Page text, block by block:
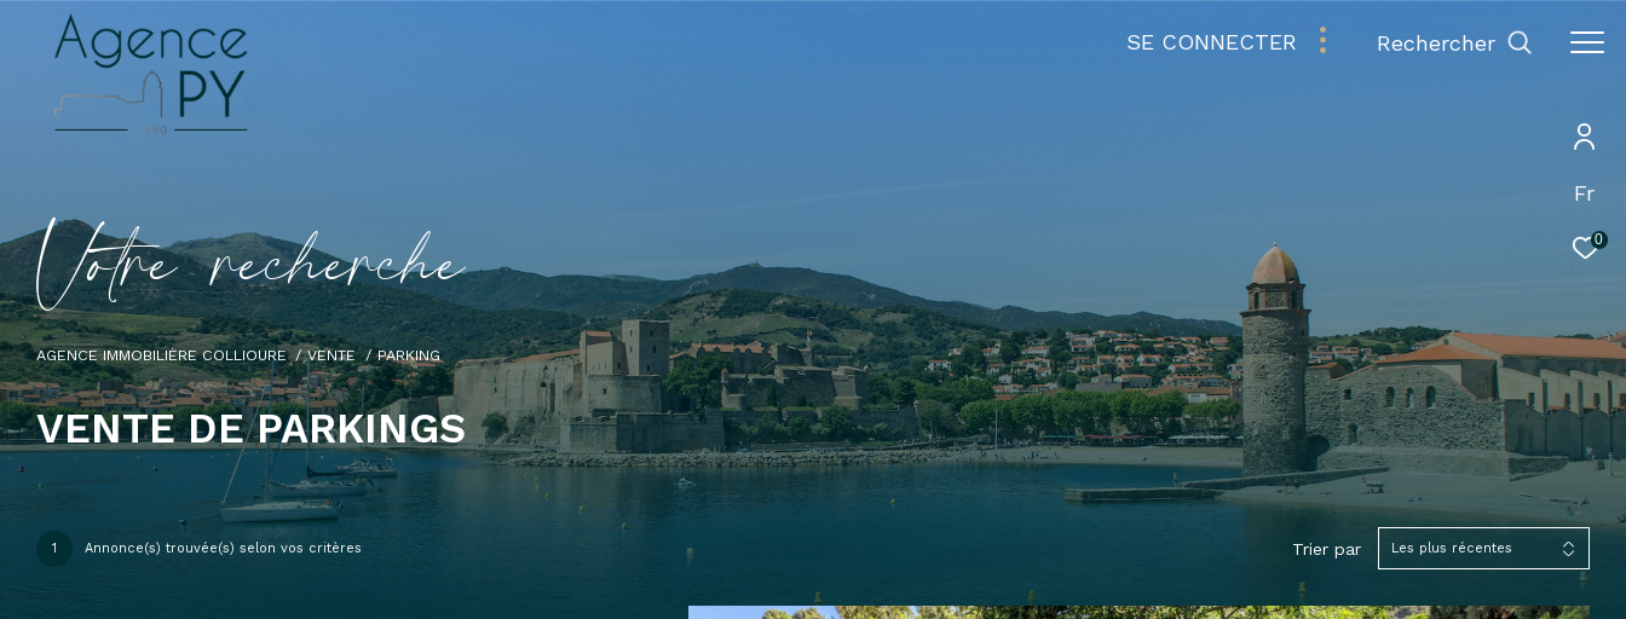
Fr
0
SE CONNECTER rechercher
Votre recherche
AGENCE IMMOBILIÈRE COLLIOURE VENTE PARKING
VENTE DE PARKINGS
1 Annonce(s) trouvée(s) selon vos critères Trier par Les plus récentes